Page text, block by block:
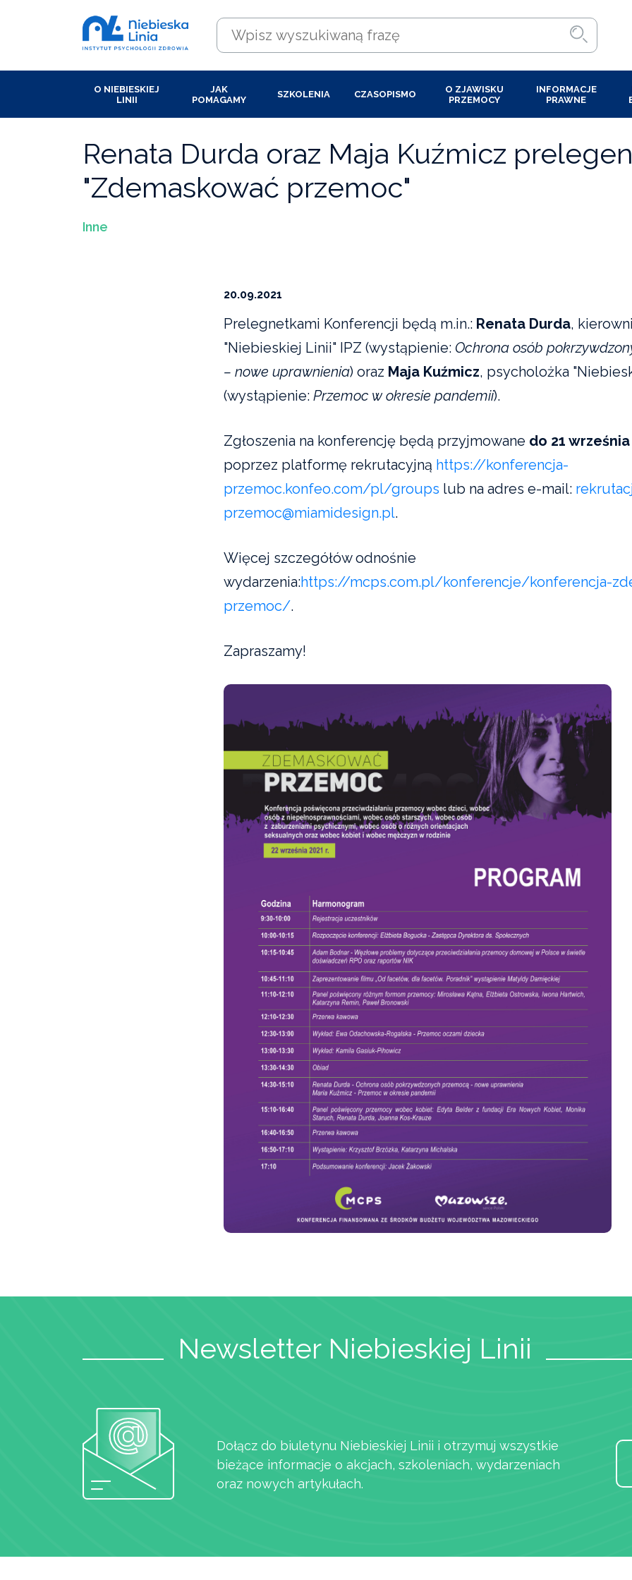
O NIEBIESKIEJ
LINII
JAK
POMAGAMY
SZKOLENIA CZASOPISMO
O ZJAWISKU
PRZEMOCY
INFORMACJE
PRAWNE
Renata Durda oraz Maja Kuźmicz
"Zdemaskować przemoc"
Inne
20.09.2021
Prelegnetkami Konferencji będą m.in.: Renata Durda,
"Niebieskiej Linii" IPZ (wystąpienie: Ochrona osób
– nowe uprawnienia) oraz Maja Kuźmicz, psycholożka
(wystąpienie: Przemoc w okresie pandemii).
Zgłoszenia na konferencję będą przyjmowane do 21
poprzez platformę rekrutacyjną https://konferencja-
przemoc.konfeo.com/pl/groups lub na adres e-mail:
przemoc@miamidesign.pl.
Więcej szczegółów odnośnie
wydarzenia:https://mcps.com.pl/konferencje/konferencja-
przemoc/.
Zapraszamy!
Newsletter Niebieskiej Linii
Dołącz do biuletynu Niebieskiej Linii i otrzymuj wszystkie
bieżące informacje o akcjach, szkoleniach, wydarzeniach
oraz nowych artykułach.